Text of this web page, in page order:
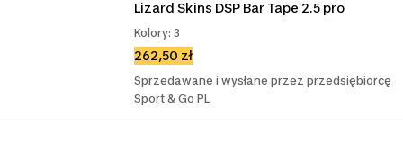
Lizard Skins DSP Bar Tape 2.5 pro
Kolory: 3
262,50 zł
Sprzedawane i wysłane przez przedsiębiorcę
Sport & Go PL